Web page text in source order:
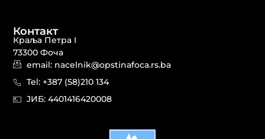
Контакт
Краља Петра I
73300 Фоча
email: nacelnik@opstinafoca.rs.ba
Tel: +387 (58)210 134
JИБ: 44014164​20008